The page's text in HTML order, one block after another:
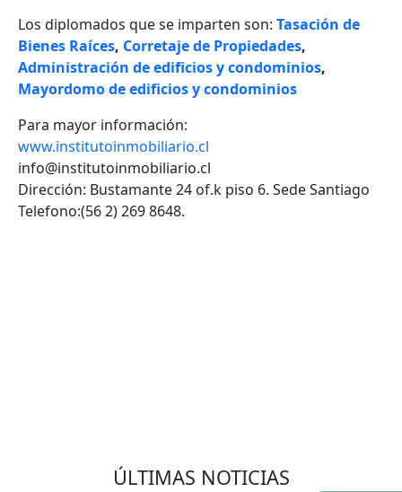
Los diplomados que se imparten son: Tasación de
Bienes Raíces, Corretaje de Propiedades,
Administración de edificios y condominios,
Mayordomo de edificios y condominios
Para mayor información:
www.institutoinmobiliario.cl
info@institutoinmobiliario.cl
Dirección: Bustamante 24 of.k piso 6. Sede Santiago
Telefono:(56 2) 269 8648.
ÚLTIMAS NOTICIAS